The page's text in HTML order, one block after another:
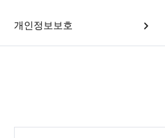
개인정보보호